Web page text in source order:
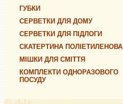
ГУБКИ
СЕРВЕТКИ ДЛЯ ДОМУ
СЕРВЕТКИ ДЛЯ ПІДЛОГИ
СКАТЕРТИНА ПОЛІЕТИЛЕНОВА
МІШКИ ДЛЯ СМІТТЯ
КОМПЛЕКТИ ОДНОРАЗОВОГО
ПОСУДУ